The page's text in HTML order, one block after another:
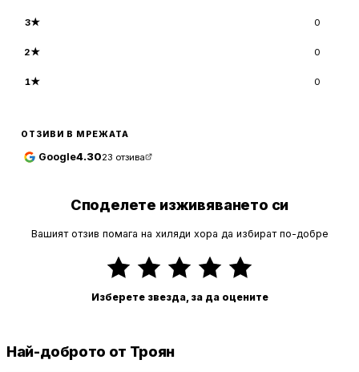
3★ 0
2★ 0
1★ 0
ОТЗИВИ В МРЕЖАТА
Google4.3023 отзива
Споделете изживяването си
Вашият отзив помага на хиляди хора да избират по-добре
Изберете звезда, за да оцените
Най-доброто от Троян